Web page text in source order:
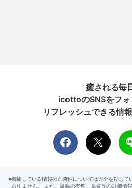
癒される毎
icottoのSNSをフォ
リフレッシュできる情